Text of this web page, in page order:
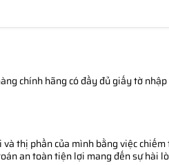
chính hãng có đầy đủ giấy tờ
thị phần của mình bằng việc
an toàn tiện lợi mang đến sự hài